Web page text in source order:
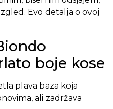
Evo detalja o ovoj
boje kose
plava baza koja
ali zadržava